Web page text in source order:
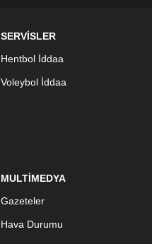
SERVİSLER
Hentbol İddaa
Voleybol İddaa
MULTİMEDYA
Gazeteler
Hava Durumu